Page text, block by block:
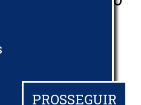
biodiesel
COP 22
NOV 2016
PROSSEGUIR